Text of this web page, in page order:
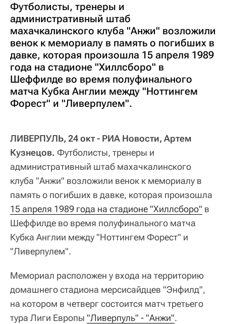
Футболисты, тренеры и
административный штаб
махачкалинского клуба "Анжи" возложили
венок к мемориалу в память о погибших в
давке, которая произошла 15 апреля 1989
года на стадионе "Хиллсборо" в
Шеффилде во время полуфинального
матча Кубка Англии между "Ноттингем
Форест" и "Ливерпулем".
ЛИВЕРПУЛЬ, 24 окт - РИА Новости, Артем
Кузнецов. Футболисты, тренеры и
административный штаб махачкалинского
клуба "Анжи" возложили венок к мемориалу в
память о погибших в давке, которая произошла
15 апреля 1989 года на стадионе "Хиллсборо" в
Шеффилде во время полуфинального матча
Кубка Англии между "Ноттингем Форест" и
"Ливерпулем".
Мемориал расположен у входа на территорию
домашнего стадиона мерсисайдцев "Энфилд",
на котором в четверг состоится матч третьего
тура Лиги Европы "Ливерпуль" - "Анжи".